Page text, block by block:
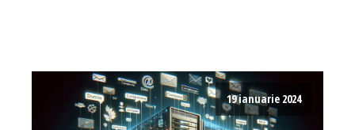
19 ianuarie 2024